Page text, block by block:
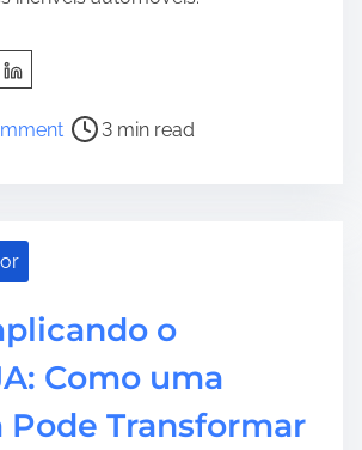
o
r
o
s
d
e
3 min read
o
Como uma
Pode Transformar